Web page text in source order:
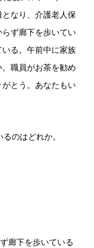
なり、介護老人保
ず廊下を歩いてい
る。午前中に家族
職員がお茶を勧め
とう。あなたもい
のはどれか。
下を歩いている